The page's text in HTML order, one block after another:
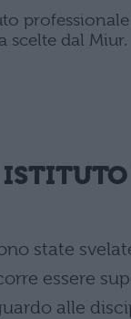
scelte dal Miur.
state
essere
alle